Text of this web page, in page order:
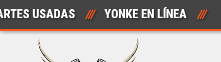
Saltar
USADAS /// YONKE EN LÍNEA ///